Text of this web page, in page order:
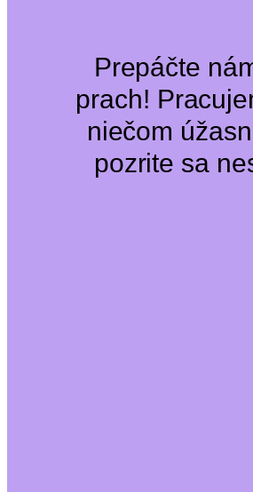
Prepáčte
prach!
niečom
pozrite sa